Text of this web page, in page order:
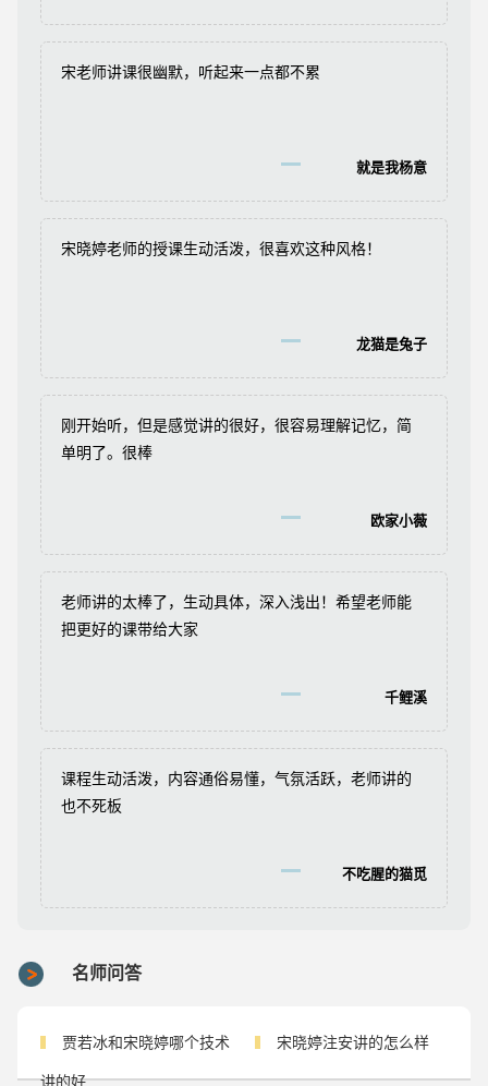
宋老师讲课很幽默，听起来一点都不累
就是我杨意
宋晓婷老师的授课生动活泼，很喜欢这种风格！
龙猫是兔子
刚开始听，但是感觉讲的很好，很容易理解记忆，简
单明了。很棒
欧家小薇
老师讲的太棒了，生动具体，深入浅出！希望老师能
把更好的课带给大家
千鲤溪
课程生动活泼，内容通俗易懂，气氛活跃，老师讲的
也不死板
不吃腥的猫觅
名师问答
贾若冰和宋晓婷哪个技术
讲的好
宋晓婷注安讲的怎么样